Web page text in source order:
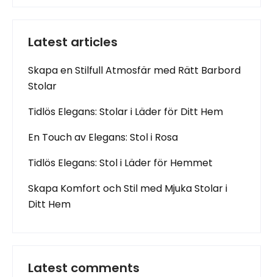
Latest articles
Skapa en Stilfull Atmosfär med Rätt Barbord
Stolar
Tidlös Elegans: Stolar i Läder för Ditt Hem
En Touch av Elegans: Stol i Rosa
Tidlös Elegans: Stol i Läder för Hemmet
Skapa Komfort och Stil med Mjuka Stolar i
Ditt Hem
Latest comments